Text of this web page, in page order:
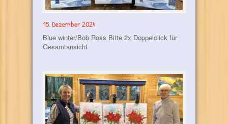
15. Dezember 2024
Blue winter/Bob Ross Bitte 2x Doppelclick für
Gesamtansicht